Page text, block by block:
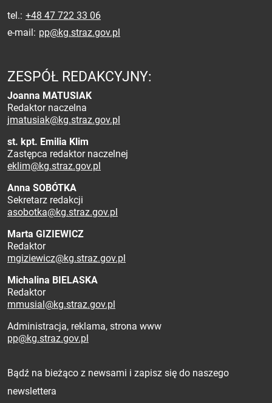
Zapisz się do newslettera
Bądź na bieżąco z newsami i zapisz się do naszego
newslettera
tel. +48 47 722 33 06
e-mail pp@kg.straz.gov.pl
ZESPÓŁ REDAKCYJNY:
Joanna MATUSIAK
Redaktor naczelna
jmatusiak@kg.straz.gov.pl
st. kpt. Emilia Klim
Zastępca redaktor naczelnej
eklim@kg.straz.gov.pl
Anna SOBÓTKA
Sekretarz redakcji
asobotka@kg.straz.gov.pl
Marta GIZIEWICZ
Redaktor
mgiziewicz@kg.straz.gov.pl
Michalina BIELASKA
Redaktor
mmusial@kg.straz.gov.pl
Administracja, reklama, strona www
pp@kg.straz.gov.pl